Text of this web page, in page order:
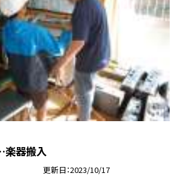
楽器搬入
更新日 2023/10/17